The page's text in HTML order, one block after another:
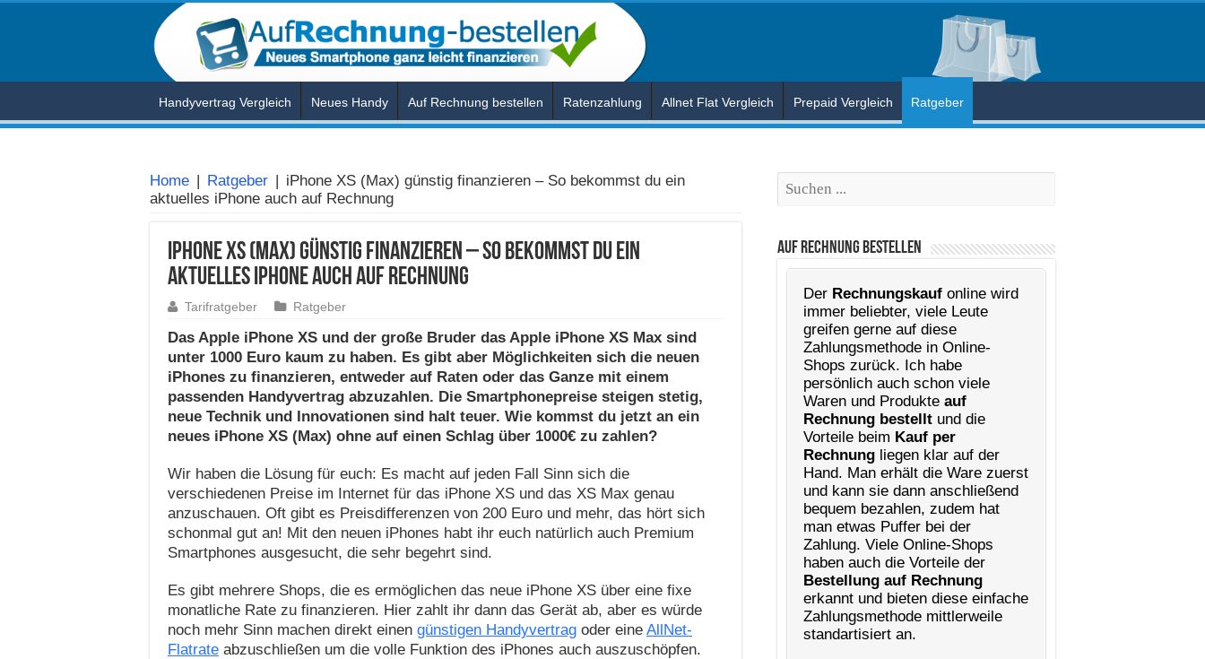
Handyvertrag Vergleich Neues Handy Auf Rechnung bestellen Ratenzahlung Allnet Flat Vergleich Prepaid Vergleich Ratgeber
Home | Ratgeber | iPhone XS (Max) günstig finanzieren – So bekommst du ein
aktuelles iPhone auch auf Rechnung
iPhone XS (Max) günstig finanzieren – So bekommst du ein
aktuelles iPhone auch auf Rechnung
Tarifratgeber Ratgeber
Das Apple iPhone XS und der große Bruder das Apple iPhone XS Max sind
unter 1000 Euro kaum zu haben. Es gibt aber Möglichkeiten sich die neuen
iPhones zu finanzieren, entweder auf Raten oder das Ganze mit einem
passenden Handyvertrag abzuzahlen. Die Smartphonepreise steigen stetig,
neue Technik und Innovationen sind halt teuer. Wie kommst du jetzt an ein
neues iPhone XS (Max) ohne auf einen Schlag über 1000€ zu zahlen?
Wir haben die Lösung für euch: Es macht auf jeden Fall Sinn sich die
verschiedenen Preise im Internet für das iPhone XS und das XS Max genau
anzuschauen. Oft gibt es Preisdifferenzen von 200 Euro und mehr, das hört sich
schonmal gut an! Mit den neuen iPhones habt ihr euch natürlich auch Premium
Smartphones ausgesucht, die sehr begehrt sind.
Es gibt mehrere Shops, die es ermöglichen das neue iPhone XS über eine fixe
monatliche Rate zu finanzieren. Hier zahlt ihr dann das Gerät ab, aber es würde
noch mehr Sinn machen direkt einen günstigen Handyvertrag oder eine AllNet-
Flatrate abzuschließen um die volle Funktion des iPhones auch auszuschöpfen.
Suchen
Auf Rechnung Bestellen
Der Rechnungskauf online wird
immer beliebter, viele Leute
greifen gerne auf diese
Zahlungsmethode in Online-
Shops zurück. Ich habe
persönlich auch schon viele
Waren und Produkte auf
Rechnung bestellt und die
Vorteile beim Kauf per
Rechnung liegen klar auf der
Hand. Man erhält die Ware zuerst
und kann sie dann anschließend
bequem bezahlen, zudem hat
man etwas Puffer bei der
Zahlung. Viele Online-Shops
haben auch die Vorteile der
Bestellung auf Rechnung
erkannt und bieten diese einfache
Zahlungsmethode mittlerweile
standartisiert an.